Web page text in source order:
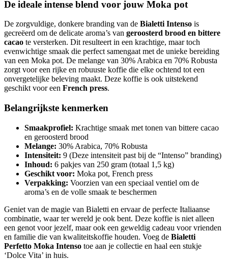
De ideale intense blend voor jouw Moka pot
De zorgvuldige, donkere branding van de Bialetti Intenso is
gecreëerd om de delicate aroma’s van geroosterd brood en bittere
cacao te versterken. Dit resulteert in een krachtige, maar toch
evenwichtige smaak die perfect samengaat met de unieke bereiding
van een Moka pot. De melange van 30% Arabica en 70% Robusta
zorgt voor een rijke en robuuste koffie die elke ochtend tot een
onvergetelijke beleving maakt. Deze koffie is ook uitstekend
geschikt voor een French press.
Belangrijkste kenmerken
Smaakprofiel: Krachtige smaak met tonen van bittere cacao
en geroosterd brood
Melange: 30% Arabica, 70% Robusta
Intensiteit: 9 (Deze intensiteit past bij de “Intenso” branding)
Inhoud: 6 pakjes van 250 gram (totaal 1,5 kg)
Geschikt voor: Moka pot, French press
Verpakking: Voorzien van een speciaal ventiel om de
aroma’s en de volle smaak te beschermen
Geniet van de magie van Bialetti en ervaar de perfecte Italiaanse
combinatie, waar ter wereld je ook bent. Deze koffie is niet alleen
een genot voor jezelf, maar ook een geweldig cadeau voor vrienden
en familie die van kwaliteitskoffie houden. Voeg de Bialetti
Perfetto Moka Intenso toe aan je collectie en haal een stukje
‘Dolce Vita’ in huis.